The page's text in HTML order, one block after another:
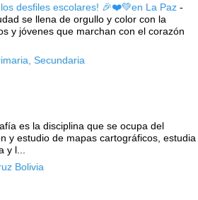
desfiles escolares! 🎉❤️💚en La Paz -
se llena de orgullo y color con la
y jóvenes que marchan con el corazón
Secundaria
es la disciplina que se ocupa del
y estudio de mapas cartográficos, estudia
y l...
Bolivia